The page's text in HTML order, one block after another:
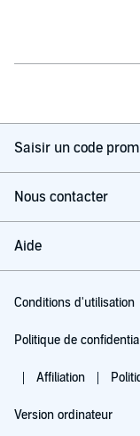
Saisir un code
Nous contacter
Aide
Conditions d'utilisation
Politique de
Affiliation
Version ordinateur